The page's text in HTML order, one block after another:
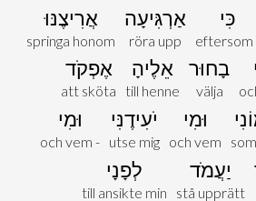
כִּי
eftersom
אַרְגִּיעָה
röra upp
אֲרִיצֶנּוּ
springa honom
בָחוּר
välja
אֵלֶיהָ
till henne
אֶפְקֹד
att sköta
וּמִי
och vem
יֹעִידֶנִּי
utse mig
וּמִי
och vem -
יַעֲמֹד
stå upprätt
לְפָנָי
till ansikte min